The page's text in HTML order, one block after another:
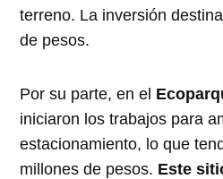
terreno. La inversión
de pesos.
Por su parte, en el
iniciaron los trabajos para
estacionamiento, lo que
millones de pesos. Este